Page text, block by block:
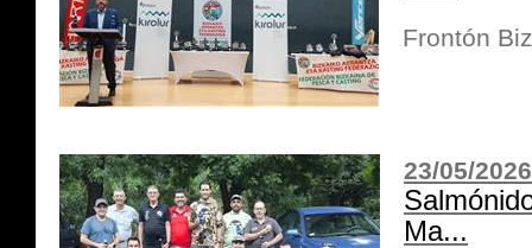
Frontón
23/05/
Ma...